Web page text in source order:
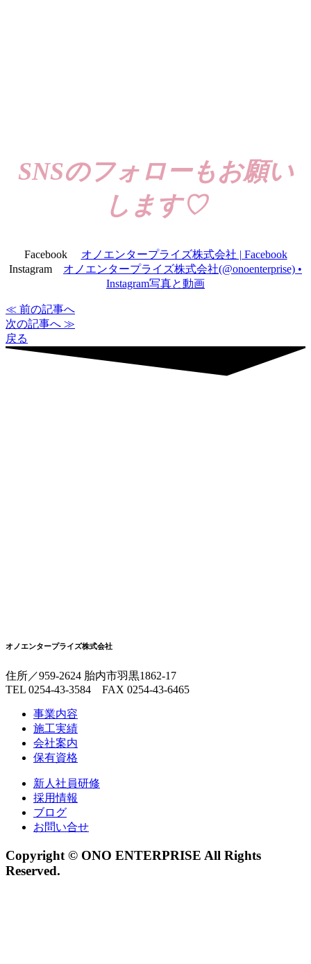
SNSのフォローもお願い
します♡
Facebook オノエンタープライズ株式会社 | Facebook
Instagram オノエンタープライズ株式会社(@onoenterprise) •
Instagram写真と動画
≪ 前の記事へ
次の記事へ ≫
戻る
オノエンタープライズ株式会社
住所／959-2624 胎内市羽黒1862-17
TEL 0254-43-3584 FAX 0254-43-6465
事業内容
施工実績
会社案内
保有資格
新人社員研修
採用情報
ブログ
お問い合せ
Copyright © ONO ENTERPRISE All Rights
Reserved.